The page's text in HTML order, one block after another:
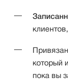
который
пока вы